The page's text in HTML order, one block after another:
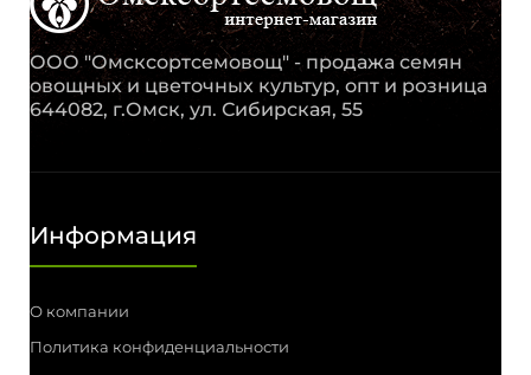
ООО "Омсксортсемовощ" - продажа семян
овощных и цветочных культур, опт и розница
644082, г.Омск, ул. Сибирская, 55
Информация
О компании
Политика конфиденциальности